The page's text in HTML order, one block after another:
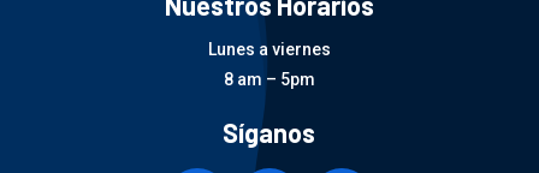
Lunes a viernes
8 am – 5pm
Síganos